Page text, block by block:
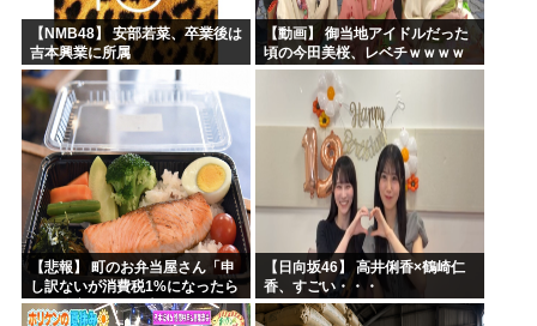
【NMB48】 安部若菜、卒業後は
吉本興業に所属
【動画】 御当地アイドルだった
頃の今田美桜、レベチｗｗｗｗ
ｗｗｗｗｗｗｗｗｗｗｗｗｗｗ
【悲報】 町のお弁当屋さん「申
し訳ないが消費税1%になったら
その分商品代を値上げするわ」
【日向坂46】 高井俐香×鶴崎仁
香、すごい・・・